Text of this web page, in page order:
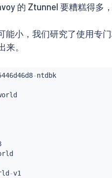
的 Ztunnel 要糟糕得多
能小，我们研究了使用专
。
-
ntdbk
10.244.2.8
-
v1